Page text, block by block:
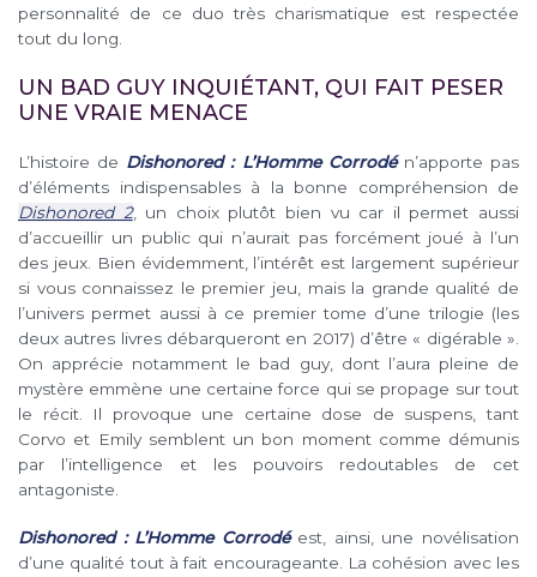
personnalité de ce duo très charismatique est respectée
tout du long.
UN BAD GUY INQUIÉTANT, QUI FAIT PESER
UNE VRAIE MENACE
L’histoire de Dishonored : L’Homme Corrodén’apporte pas
d’éléments indispensables à la bonne compréhension de
Dishonored 2, un choix plutôt bien vu car il permet aussi
d’accueillir un public qui n’aurait pas forcément joué à l’un
des jeux. Bien évidemment, l’intérêt est largement supérieur
si vous connaissez le premier jeu, mais la grande qualité de
l’univers permet aussi à ce premier tome d’une trilogie (les
deux autres livres débarqueront en 2017) d’être « digérable ».
On apprécie notamment le bad guy, dont l’aura pleine de
mystère emmène une certaine force qui se propage sur tout
le récit. Il provoque une certaine dose de suspens, tant
Corvo et Emily semblent un bon moment comme démunis
par l’intelligence et les pouvoirs redoutables de cet
antagoniste.
Dishonored : L’Homme Corrodéest, ainsi, une novélisation
d’une qualité tout à fait encourageante. La cohésion avec les